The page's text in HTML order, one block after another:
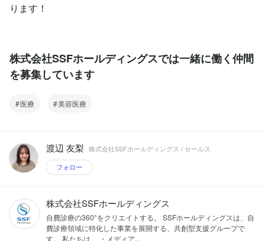
ります！
株式会社SSFホールディングスでは一緒に働く仲間
を募集しています
医療 美容医療
渡辺 友梨 株式会社SSFホールディングス / セールス
フォロー
株式会社SSFホールディングス
自費診療の360°をクリエイトする。 SSFホールディングスは、自
費診療領域に特化した事業を展開する、共創型支援グループで
す。 私たちは、 ・メディア...